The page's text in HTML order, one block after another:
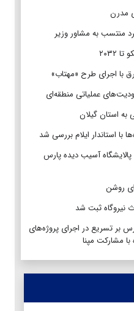
مدرن
منتسب به مشاور وزیر
عملیاتی منطقه‌ای
به استان گیلان
با استاندار ایلام بررسی شد
پالایشگاه آسیب دیده پارس
بر تسریع در اجرای پروژه‌های
مشارکت مپنا